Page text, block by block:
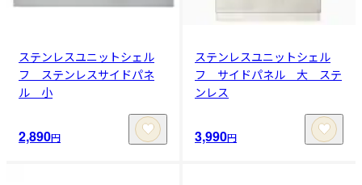
ステンレスユニットシェル
フ ステンレスサイドパネ
ル 小
2,890円
ステンレスユニットシェル
フ サイドパネル 大 ステ
ンレス
3,990円